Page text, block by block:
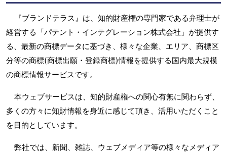
『ブランドテラス』は、知的財産権の専門家である弁理士が
経営する「パテント・インテグレーション株式会社」が提供す
る、最新の商標データに基づき、様々な企業、エリア、商標区
分等の商標(商標出願・登録商標)情報を提供する国内最大規模
の商標情報サービスです。
本ウェブサービスは、知的財産権への関心有無に関わらず、
多くの方々に知財情報を身近に感じて頂き、活用いただくこと
を目的としています。
弊社では、新聞、雑誌、ウェブメディア等の様々なメディア